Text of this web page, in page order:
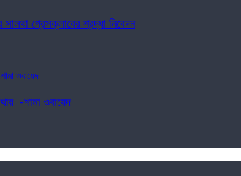
সালথা প্রেসক্লাবের শ্রদ্ধা নিবেদন
-শামা ওবায়েদ